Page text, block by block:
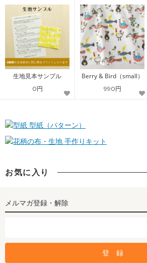
生地見本サンプル
0円
Berry & Bird（small）
990円
型紙（パターン）
手作りキット
お気に入り
メルマガ登録・解除